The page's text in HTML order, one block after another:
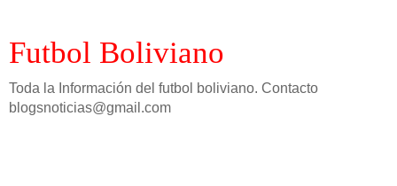
Futbol Boliviano
Toda la Información del futbol boliviano. Contacto
blogsnoticias@gmail.com